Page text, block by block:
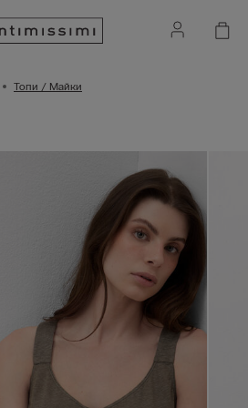
Топи / Майки